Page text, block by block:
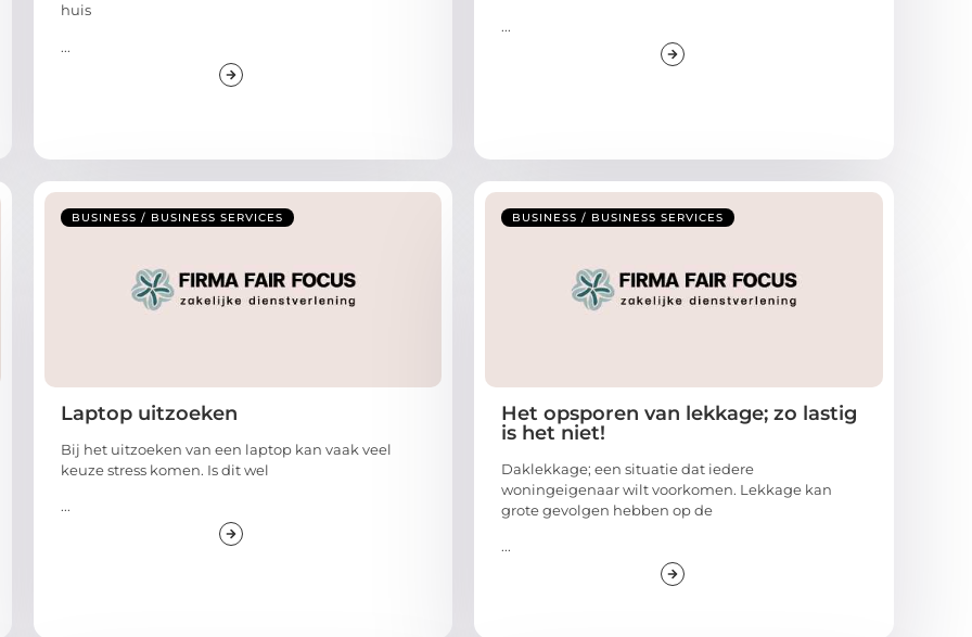
huis
...
...
BUSINESS / BUSINESS SERVICES
Laptop uitzoeken
Bij het uitzoeken van een laptop kan vaak veel
keuze stress komen. Is dit wel
...
BUSINESS / BUSINESS SERVICES
Het opsporen van lekkage; zo lastig
is het niet!
Daklekkage; een situatie dat iedere
woningeigenaar wilt voorkomen. Lekkage kan
grote gevolgen hebben op de
...